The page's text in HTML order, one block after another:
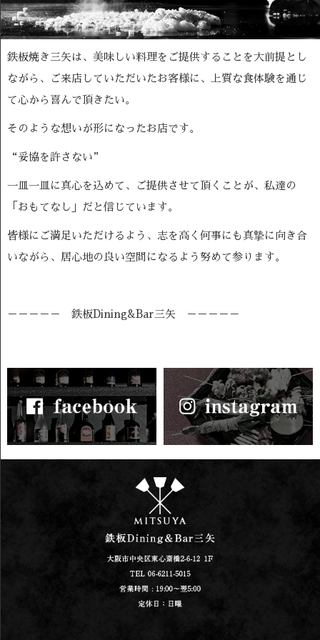
鉄板焼き三矢は、美味しい料理をご提供することを大前提とし
ながら、ご来店していただいたお客様に、上質な食体験を通じ
て心から喜んで頂きたい。
そのような想いが形になったお店です。
“妥協を許さない”
一皿一皿に真心を込めて、ご提供させて頂くことが、私達の
「おもてなし」だと信じています。
皆様にご満足いただけるよう、志を高く何事にも真摯に向き合
いながら、居心地の良い空間になるよう努めて参ります。
－－－－－ 鉄板Dining&Bar三矢 －－－－－